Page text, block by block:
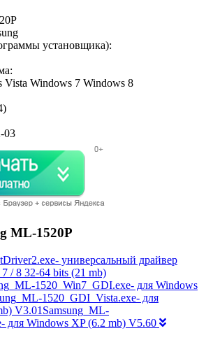
установщика):
Vista Windows 7 Windows 8
03
ML-1520P
универсальный драйвер
/ 8 32-64 bits (21 mb)
1520_Win7_GDI.exe- для Windows
1520_GDI_Vista.exe- для
V3.01Samsung_ML-
для Windows XP (6.2 mb) V5.60